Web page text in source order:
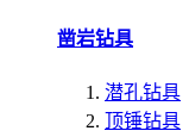
凿岩钻具
潜孔钻具
顶锤钻具